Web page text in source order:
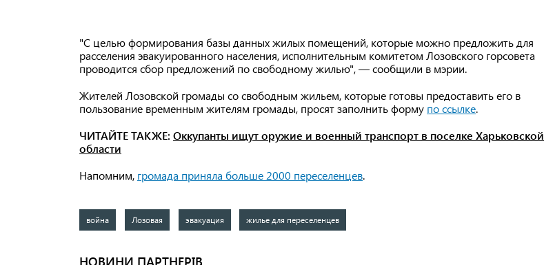
"С целью формирования базы данных жилых помещений, которые можно предложить для
расселения эвакуированного населения, исполнительным комитетом Лозовского горсовета
проводится сбор предложений по свободному жилью", — сообщили в мэрии.
Жителей Лозовской громады со свободным жильем, которые готовы предоставить его в
пользование временным жителям громады, просят заполнить форму по ссылке.
ЧИТАЙТЕ ТАКЖЕ: Оккупанты ищут оружие и военный транспорт в поселке Харьковской
области
Напомним, громада приняла больше 2000 переселенцев.
война Лозовая эвакуация жилье для переселенцев